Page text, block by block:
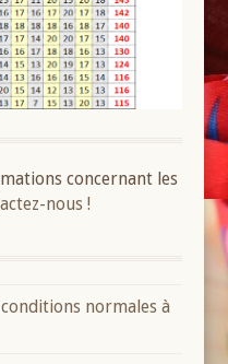
concernant les
nous !
normales à